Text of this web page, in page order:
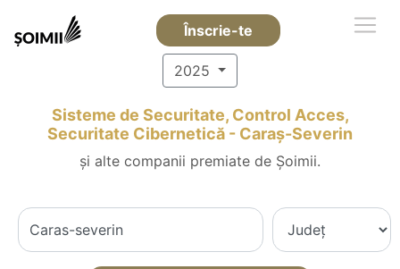
Înscrie-te
2025
Sisteme de Securitate, Control Acces,
Securitate Cibernetică - Caraş-Severin
și alte companii premiate de Șoimii.